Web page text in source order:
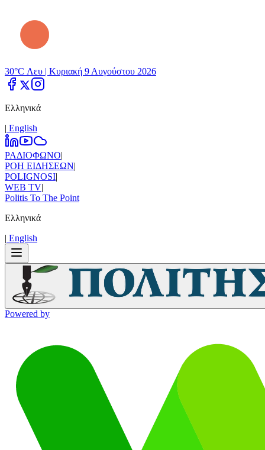
30°C Λευ | Κυριακή 9 Αυγούστου 2026
Ελληνικά
| Εnglish
ΡΑΔΙΟΦΩΝΟ|
ΡΟΗ ΕΙΔΗΣΕΩΝ|
POLIGNOSI|
WEB TV|
Politis To The Point
Ελληνικά
| Εnglish
Powered by